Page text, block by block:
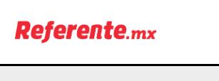
CONTACT
PRIVACY POLICY